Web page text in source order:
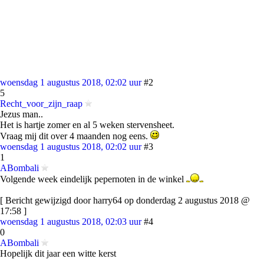
woensdag 1 augustus 2018, 02:02 uur #2
5
Recht_voor_zijn_raap
Jezus man..
Het is hartje zomer en al 5 weken stervensheet.
Vraag mij dit over 4 maanden nog eens.
woensdag 1 augustus 2018, 02:02 uur #3
1
ABombali
Volgende week eindelijk pepernoten in de winkel
[ Bericht gewijzigd door harry64 op donderdag 2 augustus 2018 @
17:58 ]
woensdag 1 augustus 2018, 02:03 uur #4
0
ABombali
Hopelijk dit jaar een witte kerst